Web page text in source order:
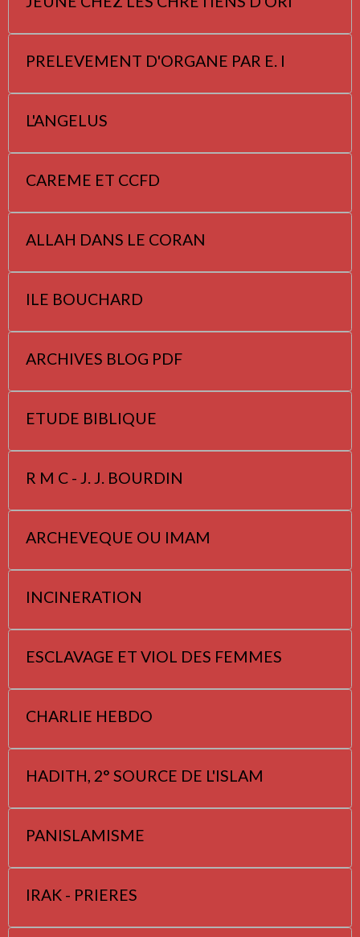
PRELEVEMENT D'ORGANE PAR E. I
L'ANGELUS
CAREME ET CCFD
ALLAH DANS LE CORAN
ILE BOUCHARD
ARCHIVES BLOG PDF
ETUDE BIBLIQUE
R M C - J. J. BOURDIN
ARCHEVEQUE OU IMAM
INCINERATION
ESCLAVAGE ET VIOL DES FEMMES
CHARLIE HEBDO
HADITH, 2° SOURCE DE L'ISLAM
PANISLAMISME
IRAK - PRIERES